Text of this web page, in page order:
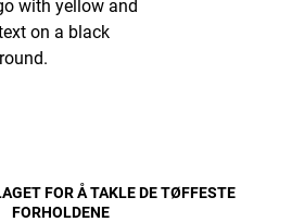
FOR Å TAKLE DE TØFFESTE
FORHOLDENE